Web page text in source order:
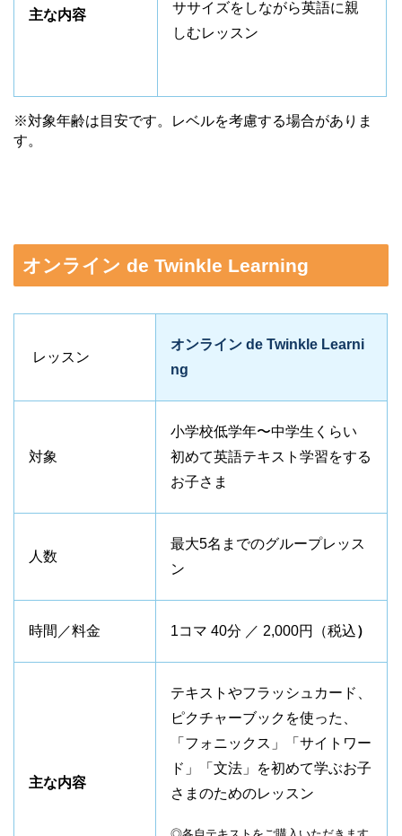
主な内容
ササイズをしながら英語に親
しむレッスン
※対象年齢は目安です。
レベルを考慮する場合がありま
す。
オンライン de Twinkle Learning
レッスン
オンライン de Twinkle Learni
ng
対象
小学校低学年〜中学生くらい
初めて英語テキスト学習をする
お子さま
人数
最大5名までのグループレッス
ン
時間／料金 1コマ 40分 ／ 2,000円（税込）
主な内容
テキストやフラッシュカード、
ピクチャーブックを使った、
「フォニックス」「サイトワー
ド」「文法」を初めて学ぶお子
さまのためのレッスン